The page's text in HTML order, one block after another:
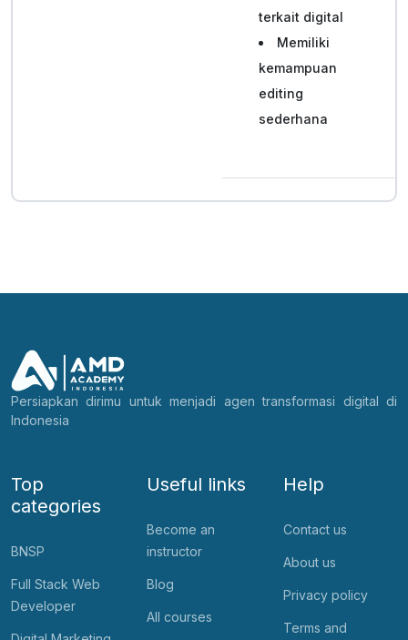
terkait digital
Memiliki
kemampuan
editing
sederhana
Persiapkan dirimu untuk menjadi agen transformasi digital di
Indonesia
Top
categories
BNSP
Full Stack Web
Developer
Useful links
Become an
instructor
Blog
All courses
Help
Contact us
About us
Privacy policy
Terms and